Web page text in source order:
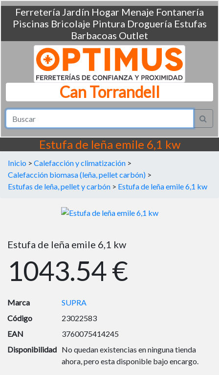
Ferretería Jardín Hogar Menaje Fontanería
Piscinas Bricolaje Pintura Droguería Estufas
Barbacoas Outlet
Can Torrandell
Estufa de leña emile 6,1 kw
Inicio > Calefacción y climatización >
Calefacción biomasa (leña, pellet carbón) >
Estufas de leña, pellet y carbón > Estufa de leña emile 6,1 kw
Estufa de leña emile 6,1 kw
1043.54 €
Marca
SUPRA
Código
23022583
EAN
3760075414245
Disponibilidad No quedan existencias en ninguna tienda
ahora, pero esta disponible bajo encargo.